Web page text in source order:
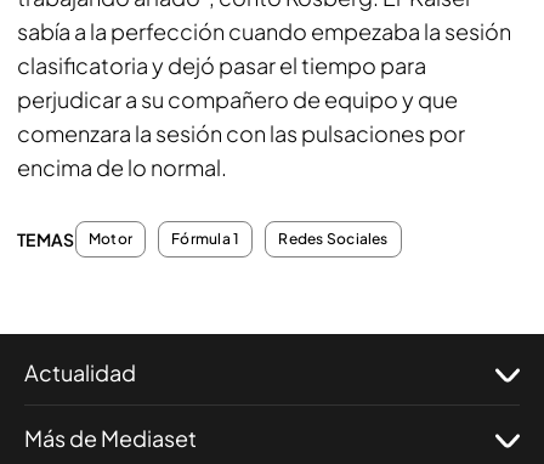
sabía a la perfección cuando empezaba la sesión
clasificatoria y dejó pasar el tiempo para
perjudicar a su compañero de equipo y que
comenzara la sesión con las pulsaciones por
encima de lo normal.
TEMAS Motor Fórmula 1 Redes Sociales
Actualidad
Más de Mediaset